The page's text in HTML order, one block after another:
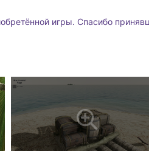
игры. Спасибо